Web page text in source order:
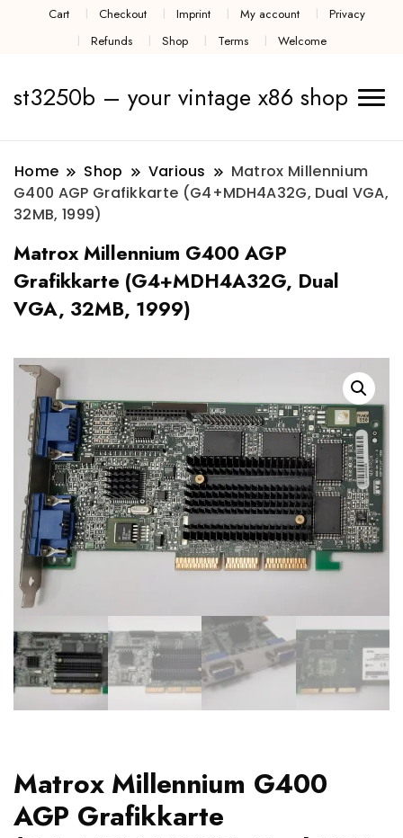
Cart Checkout Imprint My account
Privacy
Refunds
Shop Terms Welcome
st3250b – your vintage x86 shop
Home Shop Various
Matrox Millennium
G400 AGP Grafikkarte (G4+MDH4A32G, Dual VGA,
32MB, 1999)
Matrox Millennium G400 AGP
Grafikkarte (G4+MDH4A32G, Dual
VGA, 32MB, 1999)
Matrox Millennium G400
AGP Grafikkarte